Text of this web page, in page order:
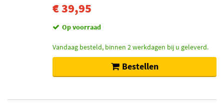
€ 39,95
Op voorraad
Vandaag besteld, binnen 2 werkdagen bij u geleverd.
Bestellen